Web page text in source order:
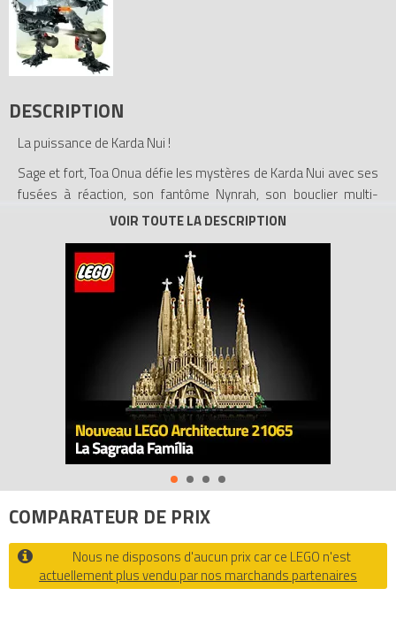
DESCRIPTION
La puissance de Karda Nui !
Sage et fort, Toa Onua défie les mystères de Karda Nui avec ses
fusées à réaction, son fantôme Nynrah, son bouclier multi-
résistant, son masque de force et ses ailes high-tech. Mais la
rempli d'ennemis mortels ?
Associez-vous à 8946 Photok pour combattre la Confrérie de
Toa Onua est équipé d'un bouclier multi-résistant et d'un blaster
Nynrah gohst qui tire vraiment !
Il mesure 18 cm de haut !
LEGO Bionicle 8690 Toa Onua
brique, comparateur de prix 100% LEGO.
Codes EAN du LEGO Bionicle 8690 : 5702014516700,
COMPARATEUR DE PRIX
Nous ne disposons d'aucun prix car ce LEGO n'est
actuellement plus vendu par nos marchands partenaires